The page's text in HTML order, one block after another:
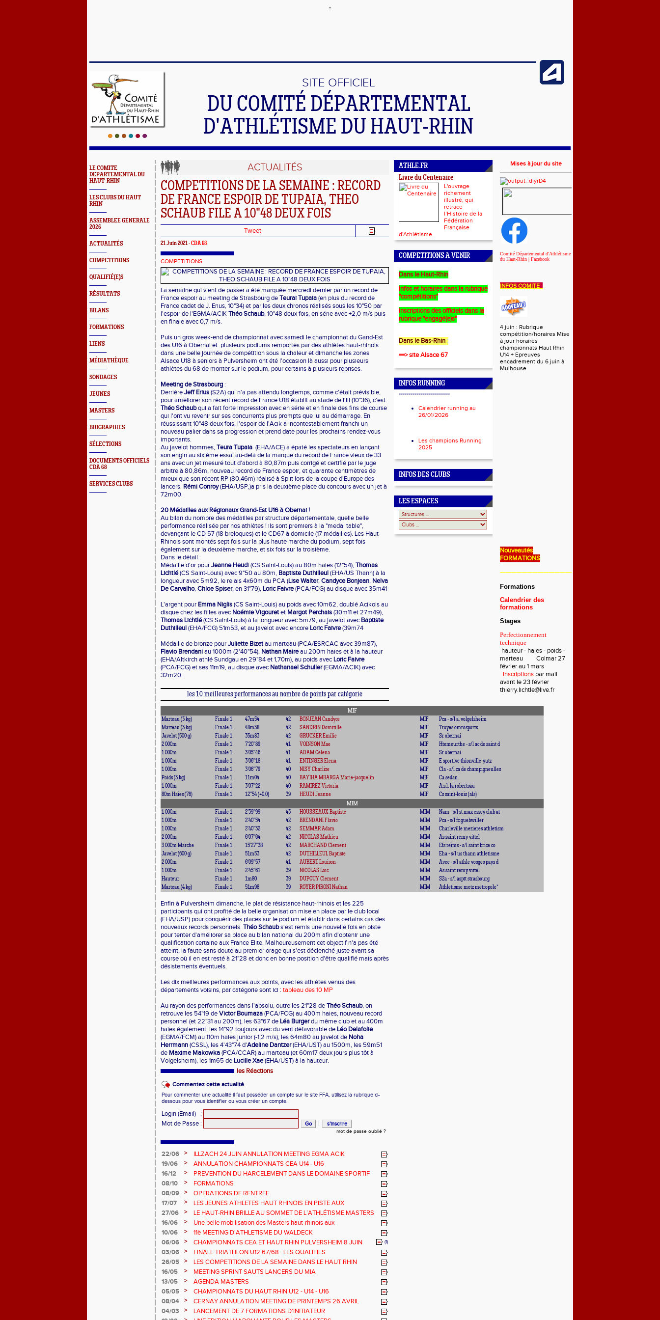
SITE OFFICIEL
DU COMITÉ DÉPARTEMENTAL
D'ATHLÉTISME DU HAUT-RHIN
LE COMITE
DEPARTEMENTAL DU
HAUT-RHIN
LES CLUBS DU HAUT
RHIN
ASSEMBLEE GENERALE
2026
ACTUALITÉS
COMPETITIONS
QUALIFIÉ(E)S
RÉSULTATS
BILANS
FORMATIONS
LIENS
MÉDIATHÈQUE
SONDAGES
JEUNES
MASTERS
BIOGRAPHIES
SÉLECTIONS
DOCUMENTS OFFICIELS
CDA 68
SERVICES CLUBS
ACTUALITÉS
COMPETITIONS DE LA SEMAINE : RECORD
DE FRANCE ESPOIR DE TUPAIA, THEO
SCHAUB FILE A 10"48 DEUX FOIS
Tweet
21 Juin 2021 -CDA 68
COMPETITIONS
La semaine qui vient de passer a été marquée mercredi dernier par un record de
France espoir au meeting de Strasbourg deTeurai Tupaia(en plus du record de
France cadet de J. Erius, 10"34) et par les deux chronos réalisés sous les 10"50 par
l'espoir de l'EGMA/ACIKThéo Schaub, 10"48 deux fois, en série avec +2,0 m/s puis
en finale avec 0,7 m/s.
Puis un gros week-end de championnat avec samedi le championnat du Gand-Est
des U16 à Obernai et plusieurs podiums remportés par des athlètes haut-rhinois
dans une belle journée de compétition sous la chaleur et dimanche les zones
Alsace U18 à seniors à Pulversheim ont été l'occasion là aussi pour plusieurs
athlètes du 68 de monter sur le podium, pour certains à plusieurs reprises.
Meeting de Strasbourg :
DerrièreJeff Erius(S2A) qui n'a pas attendu longtemps, comme c'était prévisible,
pour améliorer son récent record de France U18 établit au stade de l'Ill (10"36), c'est
Théo Schaubqui a fait forte impression avec en série et en finale des fins de course
qui l'ont vu revenir sur ses concurrents plus prompts que lui au démarrage. En
réussissant 10"48 deux fois, l'espoir de l'Acik a incontestablement franchi un
nouveau palier dans sa progression et prend date pour les prochains rendez-vous
importants.
Au javelot hommes,Teura Tupaia (EHA/ACE) a épaté les spectateurs en lançant
son engin au sixième essai au-delà de la marque du record de France vieux de 33
ans avec un jet mesuré tout d'abord à 80,87m puis corrigé et certifié par le juge
arbitre à 80,86m, nouveau record de France espoir, et quarante centimètres de
mieux que son récent RP (80,46m) réalisé à Split lors de la coupe d'Europe des
lancers. Rémi Conroy(EHA/USP,)a pris la deuxième place du concours avec un jet à
72m00.
20 Médailles aux Régionaux Grand-Est U16 à Obernai !
Au bilan du nombre des médailles par structure départementale, quelle belle
performance réalisée par nos athlètes ! ils sont premiers à la "medal table",
devançant le CD 57 (18 breloques) et le CD67 à domicile (17 médailles). Les Haut-
Rhinois sont montés sept fois sur la plus haute marche du podium, sept fois
également sur la deuxième marche, et six fois sur la troisième.
Dans le détail :
Médaille d'or pourJeanne Heudi (CS Saint-Louis) au 80m haies (12"54),Thomas
Lichtlé(CS Saint-Louis) avec 9"50 au 80m, Baptiste Duthilleul(EHA/US Thann) à la
longueur avec 5m92, le relais 4x60m du PCA (Lise Walter,Candyce Bonjean, Nelva
De Carvalho,Chloe Spiser, en 31"79), Loric Faivre(PCA/FCG) au disque avec 35m41
L'argent pour Emma Niglis(CS Saint-Louis) au poids avec 10m62, doublé Acikois au
disque chez les filles avec Noémie Vigouretet Margot Perchais(30m11 et 27m49),
Thomas Lichtlé(CS Saint-Louis) à la longueur avec 5m79, au javelot avec Baptiste
Duthilleul(EHA/FCG) 51m53, et au javelot avec encore Loric Faivre(39m74
Médaille de bronze pourJuliette Bizetau marteau (PCA/ESRCAC avec 39m87),
Flavio Brendaniau 1000m (2'40"54), Nathan Maireau 200m haies et à la hauteur
(EHA/Altkirch athlé Sundgau en 29"84 et 1,70m), au poids avec Loric Faivre
(PCA/FCG) et ses 11m19, au disque avec Nathanael Schuller(EGMA/ACIK) avec
32m20.
les 10 meilleures performances au nombre de points par catégorie
MIF
Marteau (3 kg) Finale 1 47m54 42 BONJEAN Candyce MIF
Pca - s/l a. volgelsheim
Marteau (3 kg)
Finale 1 48m38 42 SANDRIN Domitille MIF
Troyes omnisports
Javelot (500 g)
Finale 1 35m83 42 GRUCKER Emilie MIF
Sr obernai
2 000m
Finale 1 7'20''89 41 VOINSON Mae MIF
Htemeurthe - s/l ac de saint d
1 000m
Finale 1 3'05''46 41 ADAM Celena MIF
Sr obernai
1 000m
Finale 1 3'06''18 41 ENTINGER Elena MIF
E sportive thionville-yutz
1 000m
Finale 1 3'06''79 40 NISY Charlize MIF
Cla - s/l ca de champigneulles
Poids (3 kg)
Finale 1 11m04 40 BAYIHA MBARGA Marie-jacquelin MIF
Ca sedan
1 000m
Finale 1 3'07''22 40 RAMIREZ Victoria MIF
A.s.l. la robertsau
80m Haies (76)
Finale 1 12''54 (+0.0) 39 HEUDI Jeanne MIF Cs saint-louis (als)
MIM
1 000m Finale 1 2'39''99 43 HOUSSEAUX Baptiste MIM
Nam - s/l st max essey club at
1 000m
Finale 1 2'40''54 42 BRENDANI Flavio MIM
Pca - s/l fc guebwiller
1 000m
Finale 1 2'40''32 42 SEMMAR Adam MIM
Charleville mezieres athletism
2 000m
Finale 1 6'07''64 42 NICOLAS Mathieu MIM
As saint remy vittel
3 000m Marche
Finale 1 15'27''38 42 MARCHAND Clement MIM
Efs reims - s/l saint brice co
Javelot (600 g)
Finale 1 51m53 42 DUTHILLEUL Baptiste MIM
Eha - s/l us thann athletisme
2 000m
Finale 1 6'09''57 41 AUBERT Louison MIM
Avec - s/l athle vosges pays d
1 000m
Finale 1 2'45''61 39 NICOLAS Loic MIM
As saint remy vittel
Hauteur
Finale 1 1m80 39 DUPOUY Clement MIM
S2a - s/l asptt strasbourg
Marteau (4 kg)
Finale 1 51m98 39 ROYER PIRONI Nathan MIM Athletisme metz metropole*
Enfin à Pulversheim dimanche, le plat de résistance haut-rhinois et les 225
participants qui ont profité de la belle organisation mise en place par le club local
(EHA/USP) pour conquérir des places sur le podium et établir dans certains cas des
nouveaux records personnels. Théo Schaubs'est remis une nouvelle fois en piste
pour tenter d'améliorer sa place au bilan national du 200m afin d'obtenir une
qualification certaine aux France Elite. Malheureusement cet objectif n'a pas été
atteint, la faute sans doute au premier orage qui s'est déclenché juste avant sa
course où il en est resté à 21"28 et donc en bonne position d'être qualifié mais après
désistements éventuels.
Les dix meilleures performances aux points, avec les athlètes venus des
départements voisins, par catégorie sont ici : tableau des 10 MP
Au rayon des performances dans l'absolu, outre les 21"28 deThéo Schaub, on
retrouve les 54"19 deVictor Boumaza(PCA/FCG) au 400m haies, nouveau record
personnel (et 22"31 au 200m), les 63"67 de Léa Burgerdu même club et au 400m
haies également, les 14"92 toujours avec du vent défavorable de Léo Delafolie
(EGMA/FCM) au 110m haies junior (-1,2 m/s), les 64m80 au javelot de Noha
Herrmann(CSSL), les 4'43"74 d'Adeline Dantzer(EHA/UST) au 1500m, les 59m51
de Maxime Makowka(PCA/CCAR) au marteau (et 60m17 deux jours plus tôt à
Volgelsheim), les 1m65 de Lucille Xae(EHA/UST) à la hauteur.
les Réactions
Commentez cette actualité
Pour commenter une actualité il faut posséder un compte sur le site FFA, utilisez la rubrique ci-
dessous pour vous identifier ou vous créer un compte.
Login (Email)
:
Mot de Passe : |
mot de passe oublié ?
22/06 >
ILLZACH 24 JUIN ANNULATION MEETING EGMA ACIK
19/06
>
ANNULATION CHAMPIONNATS CEA U14 - U16
16/12
>
PREVENTION DU HARCELEMENT DANS LE DOMAINE SPORTIF
08/10
>
FORMATIONS
08/09
>
OPERATIONS DE RENTREE
17/07
>
LES JEUNES ATHLETES HAUT RHINOIS EN PISTE AUX
CHAMPIONNATS DE FRANCE AVENIR
27/06 >
LE HAUT-RHIN BRILLE AU SOMMET DE L’ATHLÉTISME MASTERS
!
16/06 >
Une belle mobilisation des Masters haut-rhinois aux
Championnats Grand Est 2025
10/06 >
11è MEETING D'ATHLETISME DU WALDECK
06/06
> CHAMPIONNATS CEA ET HAUT RHIN PULVERSHEIM 8 JUIN (1)
03/06 >
FINALE TRIATHLON U12 67/68 : LES QUALIFIES
26/05
>
LES COMPETITIONS DE LA SEMAINE DANS LE HAUT RHIN
16/05
>
MEETING SPRINT SAUTS LANCERS DU MIA
13/05
>
AGENDA MASTERS
05/05
>
CHAMPIONNATS DU HAUT RHIN U12 - U14 - U16
08/04
>
CERNAY ANNULATION MEETING DE PRINTEMPS 26 AVRIL
04/03
>
LANCEMENT DE 7 FORMATIONS D'INITIATEUR
ATHLE.FR
Livre du Centenaire
L'ouvrage
richement
illustré, qui
retrace
l’Histoire de la
Fédération
Française
d'Athlétisme.
COMPETITIONS A VENIR
Dans le Haut-Rhin
Infos et horaires dans la rubrique
"compétitions"
Inscriptions des officiels dans la
rubrique "engagé(e)s"
Dans le Bas-Rhin :
==> site Alsace 67
INFOS RUNNING
**************************
Calendrier running au
26/01/2026
Les champions Running
2025
INFOS DES CLUBS
LES ESPACES
Mises à jour du site
Comité Départemental d'Athlétisme
du Haut-Rhin | Facebook
INFOS COMITE
4 juin : Rubrique
compétition/horaires Mise
à jour horaires
championnats Haut Rhin
U14 + Epreuves
encadrement du 6 juin à
Mulhouse
Nouveautés
FORMATIONS
———————————————————————————
Formations
Calendrier des
formations
Stages
Perfectionnement
technique
hauteur - haies - poids -
marteau Colmar 27
février au 1 mars
Inscriptions par mail
avant le 23 février
thierry.lichtle@live.fr